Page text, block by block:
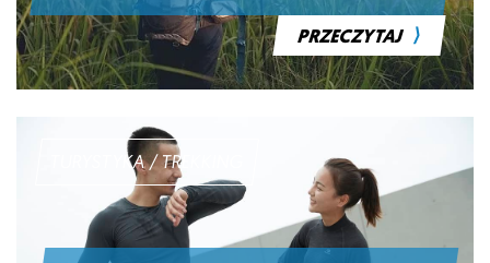
PRZECZYTAJ ⟩
TURYSTYKA / TREKKING